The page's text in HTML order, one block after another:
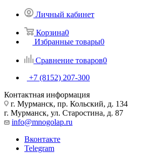
Личный кабинет
Корзина0
Избранные товары0
Сравнение товаров0
+7 (8152) 207-300
Контактная информация
г. Мурманск, пр. Кольский, д. 134
г. Мурманск, ул. Старостина, д. 87
info@mnogolap.ru
Вконтакте
Telegram